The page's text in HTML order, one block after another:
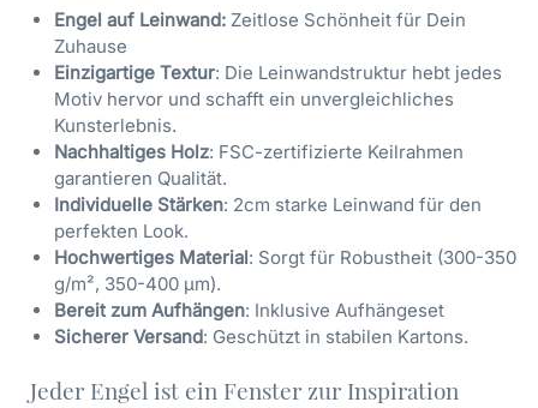
Engel auf Leinwand: Zeitlose Schönheit für Dein
Zuhause
Einzigartige Textur: Die Leinwandstruktur hebt jedes
Motiv hervor und schafft ein unvergleichliches
Kunsterlebnis.
Nachhaltiges Holz: FSC-zertifizierte Keilrahmen
garantieren Qualität.
Individuelle Stärken: 2cm starke Leinwand für den
perfekten Look.
Hochwertiges Material: Sorgt für Robustheit (300-350
g/m², 350-400 µm).
Bereit zum Aufhängen: Inklusive Aufhängeset
Sicherer Versand: Geschützt in stabilen Kartons.
Jeder Engel ist ein Fenster zur Inspiration